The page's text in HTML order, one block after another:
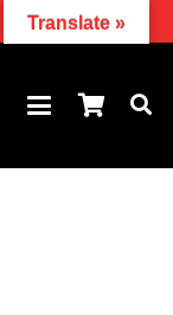
Translate »